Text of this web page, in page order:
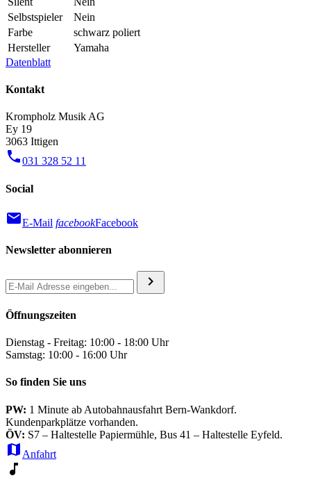
Selbstspieler
Nein
Farbe
schwarz poliert
Hersteller
Yamaha
Datenblatt
Kontakt
Krompholz Musik AG
Ey 19
3063 Ittigen
phone031 328 52 11
Social
mailE-Mail facebookFacebook
Newsletter abonnieren
chevron_right
Öffnungszeiten
Dienstag - Freitag: 10:00 - 18:00 Uhr
Samstag: 10:00 - 16:00 Uhr
So finden Sie uns
PW: 1 Minute ab Autobahnausfahrt Bern-Wankdorf.
Kundenparkplätze vorhanden.
ÖV: S7 – Haltestelle Papiermühle, Bus 41 – Haltestelle Eyfeld.
map Anfahrt
music_note